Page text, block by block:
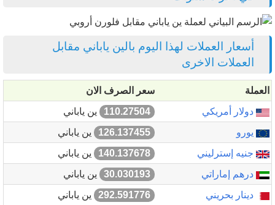
أسعار العملات لهذا اليوم بالين ياباني مقابل
العملات الاخرى
العملة
سعر الصرف الان
دولار أمريكي
110.27504
ين ياباني
يورو
126.137455
ين ياباني
جنيه إسترليني
140.137678
ين ياباني
درهم إماراتي
30.030193
ين ياباني
دينار بحريني
292.591776 ين ياباني